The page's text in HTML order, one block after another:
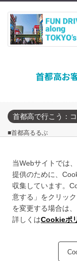
首都高お
首都高で行こう：
■首都高るるぶ
■夜景を楽しもう
To English page >
■オフィシャルブログ
■メルマガ会員登録
■FUN DRIVING along
このサイトに
当Webサイトでは
提供のために、
収集しています。
意する」をクリッ
を変更する場合は
詳しくはCookieポ